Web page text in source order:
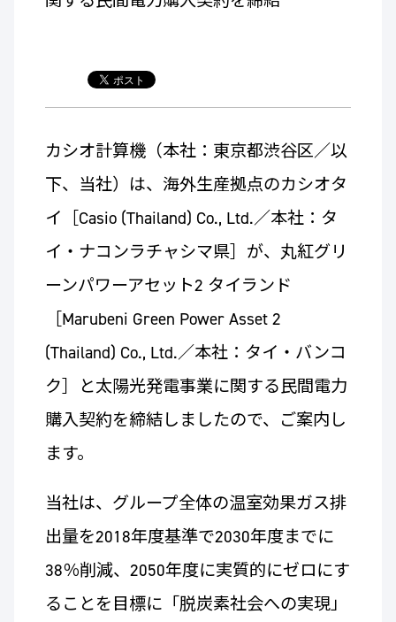
カシオ計算機（本社：東京都渋谷区／以
下、当社）は、海外生産拠点のカシオタ
イ［Casio (Thailand) Co., Ltd.／本社：タ
イ・ナコンラチャシマ県］が、丸紅グリ
ーンパワーアセット2 タイランド
［Marubeni Green Power Asset 2
(Thailand) Co., Ltd.／本社：タイ・バンコ
ク］と太陽光発電事業に関する民間電力
購入契約を締結しましたので、ご案内し
ます。
当社は、グループ全体の温室効果ガス排
出量を2018年度基準で2030年度までに
38％削減、2050年度に実質的にゼロにす
ることを目標に「脱炭素社会への実現」